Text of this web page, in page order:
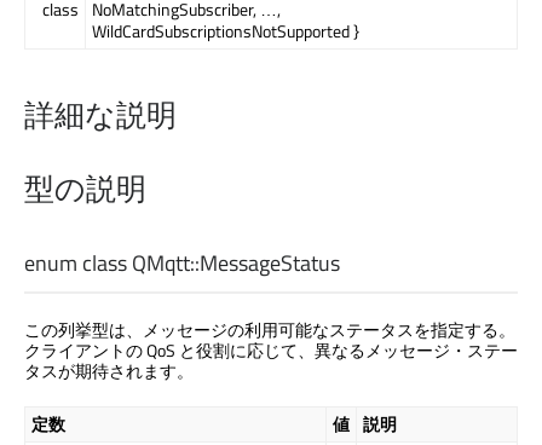
class
NoMatchingSubscriber, …,
WildCardSubscriptionsNotSupported }
詳細な説明
型の説明
enum class QMqtt::MessageStatus
この列挙型は、メッセージの利用可能なステータスを指定する。
クライアントの QoS と役割に応じて、異なるメッセージ・ステー
タスが期待されます。
定数 値 説明